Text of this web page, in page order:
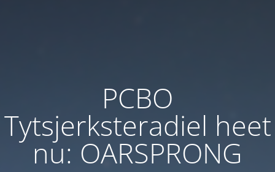
PCBO
Tytsjerksteradiel heet
nu: OARSPRONG